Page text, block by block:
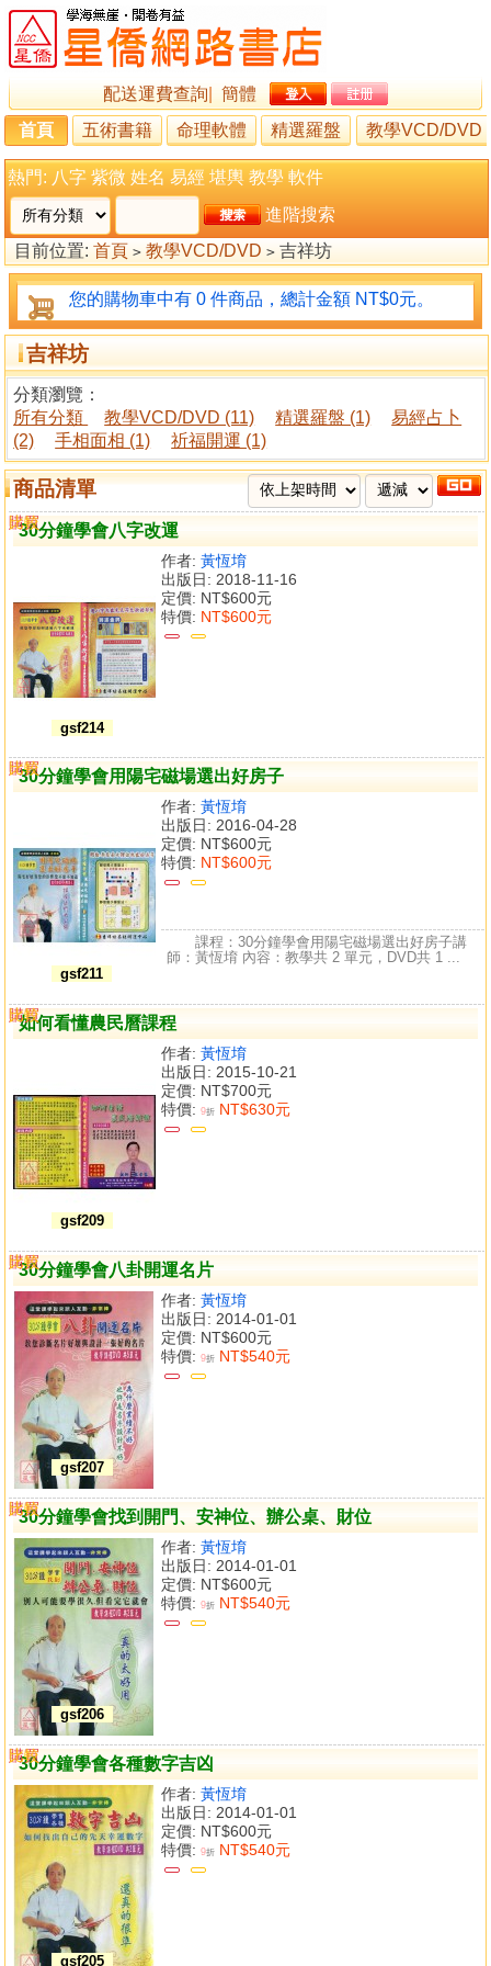
配送運費查詢
簡體
首頁
五術書籍 命理軟體 精選羅盤 教學VCD/DVD
熱門: 八字 紫微 姓名 易經 堪輿 教學 軟件
進階搜索
目前位置: 首頁 > 教學VCD/DVD > 吉祥坊
您的購物車中有 0 件商品，總計金額 NT$0元。
吉祥坊
分類瀏覽：
所有分類
教學VCD/DVD (11) 精選羅盤 (1)
易經占卜
(2)
手相面相 (1) 祈福開運 (1)
商品清單
30分鐘學會八字改運
gsf214
作者: 黃恆堉
出版日: 2018-11-16
定價: NT$600元
特價: NT$600元
購買
比較
30分鐘學會用陽宅磁場選出好房子
gsf211
作者: 黃恆堉
出版日: 2016-04-28
定價: NT$600元
特價: NT$600元
購買
比較
課程：30分鐘學會用陽宅磁場選出好房子講
師：黃恆堉 內容：教學共 2 單元，DVD共 1 ...
如何看懂農民曆課程
gsf209
作者: 黃恆堉
出版日: 2015-10-21
定價: NT$700元
特價: 9折 NT$630元
購買
比較
30分鐘學會八卦開運名片
gsf207
作者: 黃恆堉
出版日: 2014-01-01
定價: NT$600元
特價: 9折 NT$540元
購買
比較
30分鐘學會找到開門、安神位、辦公桌、財位
gsf206
作者: 黃恆堉
出版日: 2014-01-01
定價: NT$600元
特價: 9折 NT$540元
購買
比較
30分鐘學會各種數字吉凶
gsf205
作者: 黃恆堉
出版日: 2014-01-01
定價: NT$600元
特價: 9折 NT$540元
購買
比較